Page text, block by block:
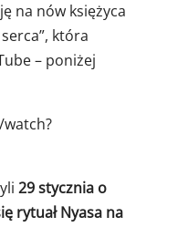
na nów księżyca
która
– poniżej
29 stycznia o
rytuał Nyasa na